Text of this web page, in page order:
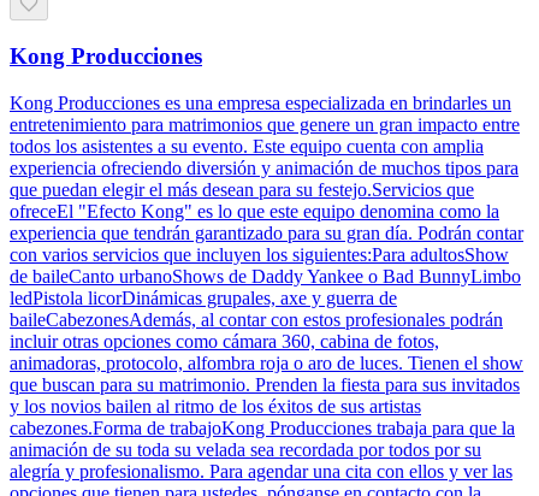
Kong Producciones
Kong Producciones es una empresa especializada en brindarles un
entretenimiento para matrimonios que genere un gran impacto entre
todos los asistentes a su evento. Este equipo cuenta con amplia
experiencia ofreciendo diversión y animación de muchos tipos para
que puedan elegir el más desean para su festejo.Servicios que
ofreceEl "Efecto Kong" es lo que este equipo denomina como la
experiencia que tendrán garantizado para su gran día. Podrán contar
con varios servicios que incluyen los siguientes:Para adultosShow
de baileCanto urbanoShows de Daddy Yankee o Bad BunnyLimbo
ledPistola licorDinámicas grupales, axe y guerra de
baileCabezonesAdemás, al contar con estos profesionales podrán
incluir otras opciones como cámara 360, cabina de fotos,
animadoras, protocolo, alfombra roja o aro de luces. Tienen el show
que buscan para su matrimonio. Prenden la fiesta para sus invitados
y los novios bailen al ritmo de los éxitos de sus artistas
cabezones.Forma de trabajoKong Producciones trabaja para que la
animación de su toda su velada sea recordada por todos por su
alegría y profesionalismo. Para agendar una cita con ellos y ver las